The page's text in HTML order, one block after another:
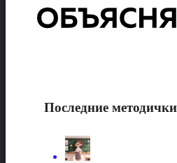
Последние